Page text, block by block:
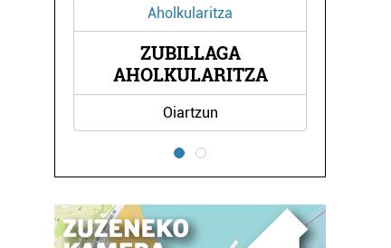
Aholkularitza
ZUBILLAGA
AHOLKULARITZA
Oiartzun